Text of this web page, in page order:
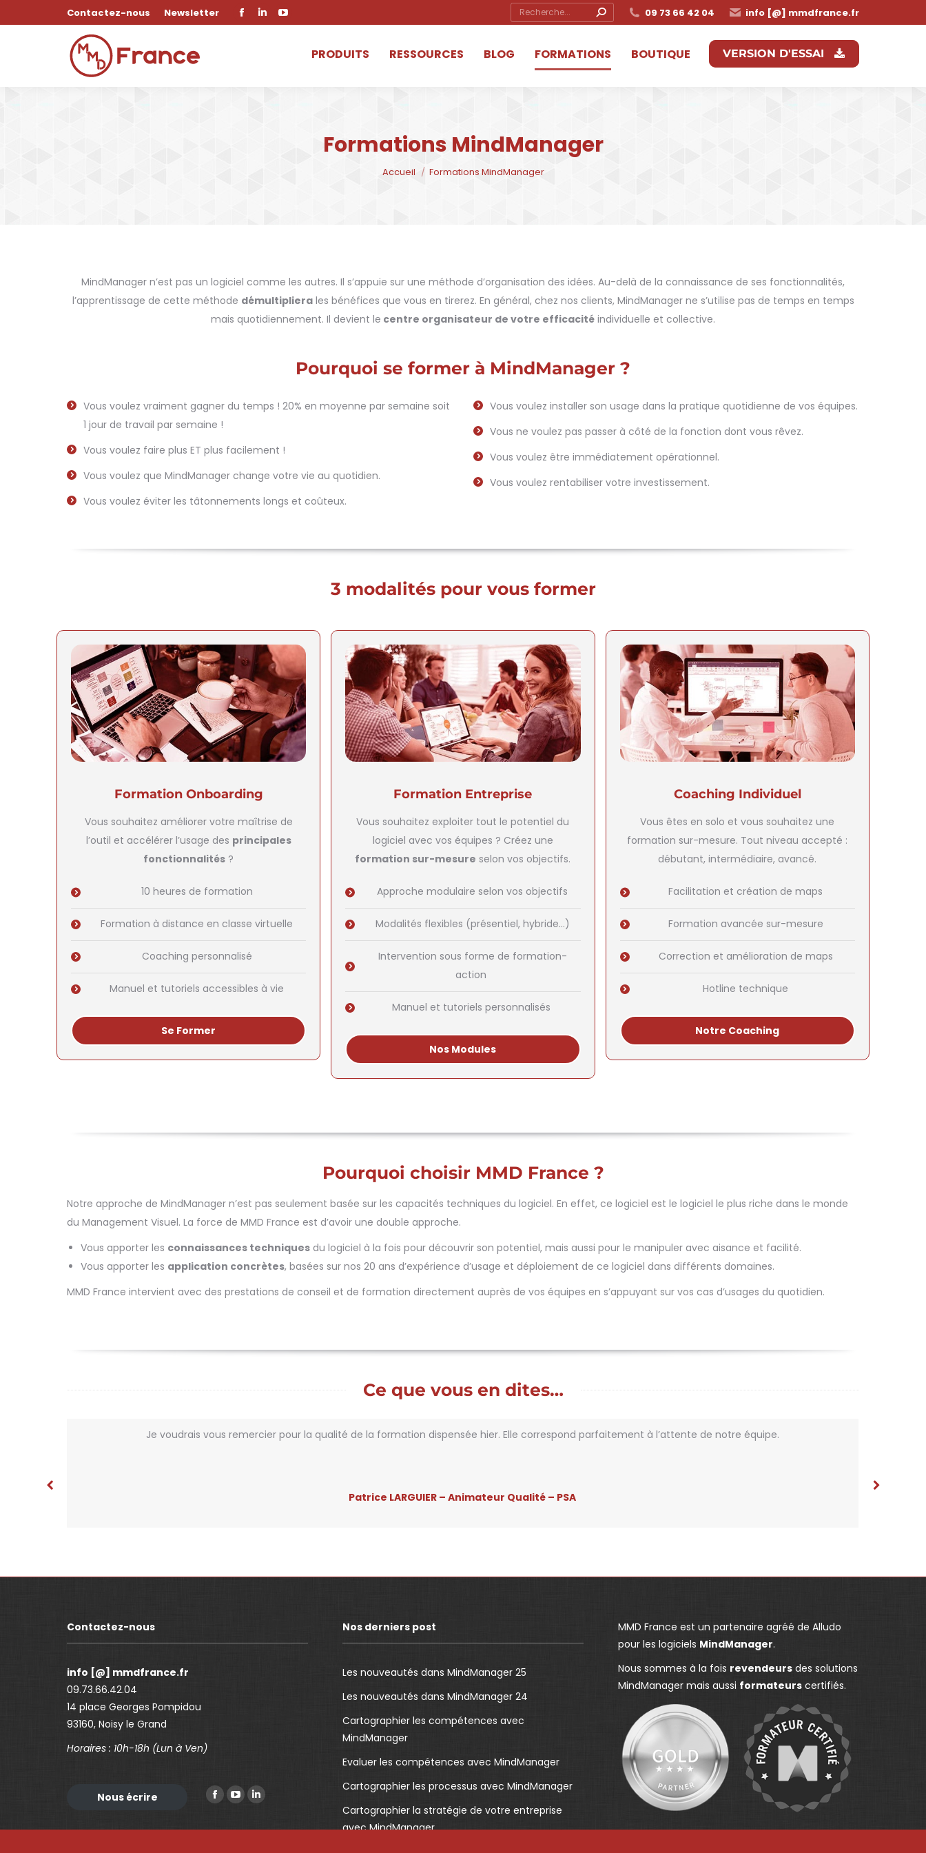
Contactez-nous Newsletter
Facebook
LinkedIn
window
YouTube
Search: 09 73 66 42 04 info [@] mmdfrance.fr
PRODUITS RESSOURCES BLOG FORMATIONS BOUTIQUE VERSION D'ESSAI
Formations MindManager
Vous êtes ici :
Accueil Formations MindManager
MindManager n’est pas un logiciel comme les autres. Il s’appuie sur une méthode d’organisation des idées. Au-delà de la connaissance de ses fonctionnalités,
l’apprentissage de cette méthode démultiplierales bénéfices que vous en tirerez. En général, chez nos clients, MindManager ne s’utilise pas de temps en temps
mais quotidiennement. Il devient le centre organisateur de votre efficacité individuelle et collective.
Pourquoi se former à MindManager ?
Vous voulez vraiment gagner du temps ! 20% en moyenne par semaine soit
1 jour de travail par semaine !
Vous voulez faire plus ET plus facilement !
Vous voulez que MindManager change votre vie au quotidien.
Vous voulez éviter les tâtonnements longs et coûteux.
Vous voulez installer son usage dans la pratique quotidienne de vos équipes.
Vous ne voulez pas passer à côté de la fonction dont vous rêvez.
Vous voulez être immédiatement opérationnel.
Vous voulez rentabiliser votre investissement.
3 modalités pour vous former
Formation Onboarding
Vous souhaitez améliorer votre maîtrise de
l’outil et accélérer l’usage des principales
fonctionnalités ?
10 heures de formation
Formation à distance en classe virtuelle
Coaching personnalisé
Manuel et tutoriels accessibles à vie
Se Former
Formation Entreprise
Vous souhaitez exploiter tout le potentiel du
logiciel avec vos équipes ? Créez une
formation sur-mesure selon vos objectifs.
Approche modulaire selon vos objectifs
Modalités flexibles (présentiel, hybride…)
Intervention sous forme de formation-
action
Manuel et tutoriels personnalisés
Nos Modules
Coaching Individuel
Vous êtes en solo et vous souhaitez une
formation sur-mesure. Tout niveau accepté :
débutant, intermédiaire, avancé.
Facilitation et création de maps
Formation avancée sur-mesure
Correction et amélioration de maps
Hotline technique
Notre Coaching
Pourquoi choisir MMD France ?
Notre approche de MindManager n’est pas seulement basée sur les capacités techniques du logiciel. En effet, ce logiciel est le logiciel le plus riche dans le monde
du Management Visuel. La force de MMD France est d’avoir une double approche.
Vous apporter les connaissances techniques du logiciel à la fois pour découvrir son potentiel, mais aussi pour le manipuler avec aisance et facilité.
Vous apporter les application concrètes, basées sur nos 20 ans d’expérience d’usage et déploiement de ce logiciel dans différents domaines.
MMD France intervient avec des prestations de conseil et de formation directement auprès de vos équipes en s’appuyant sur vos cas d’usages du quotidien.
Ce que vous en dites…
Patrice LARGUIER – Animateur Qualité – PSA
Je voudrais vous remercier pour la qualité de la formation dispensée hier. Elle correspond parfaitement à l’attente de notre équipe.
Contactez-nous
info [@] mmdfrance.fr
09.73.66.42.04
14 place Georges Pompidou
93160, Noisy le Grand
Horaires : 10h-18h (Lun à Ven)
Nous écrire Trouvez nous sur :
F
Y
L
Nos derniers post
Les nouveautés dans MindManager 25
Les nouveautés dans MindManager 24
Cartographier les compétences avec
MindManager
Evaluer les compétences avec MindManager
Cartographier les processus avec MindManager
Cartographier la stratégie de votre entreprise
avec MindManager
MMD France est un partenaire agréé de Alludo
pour les logiciels MindManager.
Nous sommes à la fois revendeursdes solutions
MindManager mais aussi formateurscertifiés.
newnewnew